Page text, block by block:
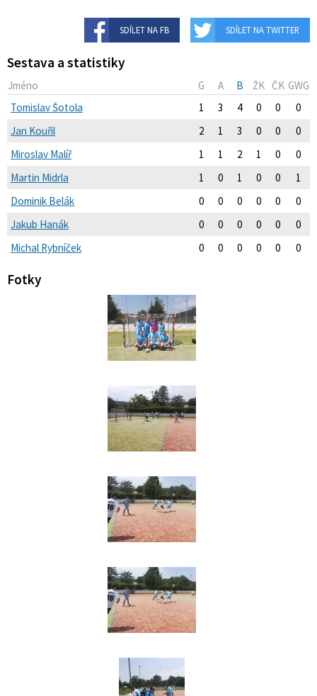
SDÍLET NA FB SDÍLET NA TWITTER
Sestava a statistiky
Jméno G A B ŽK ČK GWG
Tomislav Šotola
1 3 4 0 0
0
Jan Kouřil
2 1 3 0 0
0
Miroslav Malíř
1 1 2 1 0
0
Martin Midrla
1 0 1 0 0
1
Dominik Belák
0 0 0 0 0
0
Jakub Hanák
0 0 0 0 0
0
Michal Rybníček
0 0 0 0 0 0
Fotky